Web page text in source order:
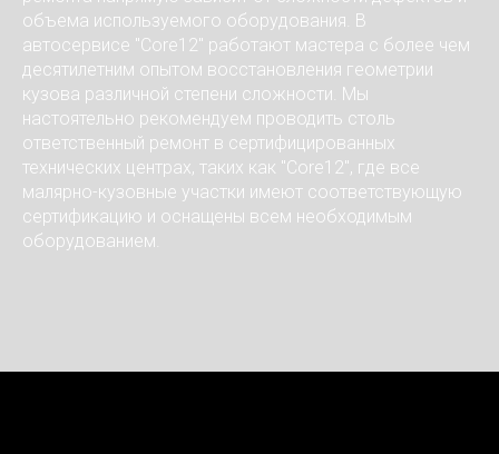
объема используемого оборудования. В
автосервисе "Core12" работают мастера с более чем
десятилетним опытом восстановления геометрии
кузова различной степени сложности. Мы
настоятельно рекомендуем проводить столь
ответственный ремонт в сертифицированных
технических центрах, таких как "Core12", где все
малярно-кузовные участки имеют соответствующую
сертификацию и оснащены всем необходимым
оборудованием.